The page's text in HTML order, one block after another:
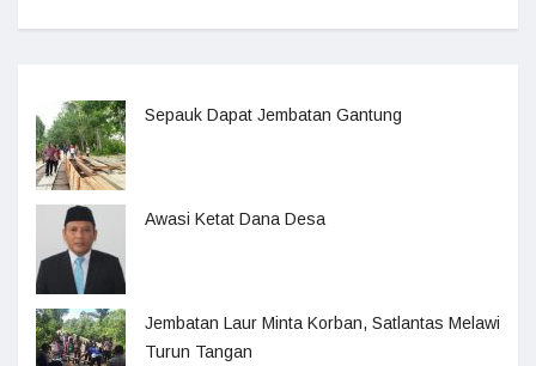
Sepauk Dapat Jembatan Gantung
Awasi Ketat Dana Desa
Jembatan Laur Minta Korban, Satlantas Melawi
Turun Tangan